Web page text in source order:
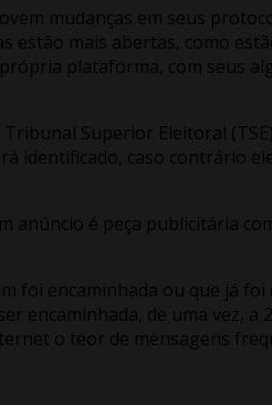
mudanças em seus
mais abertas, como
plataforma, com seus
Superior Eleitoral
identificado, caso contrário
é peça publicitária
foi encaminhada ou que já
encaminhada, de uma vez, a
o teor de mensagens